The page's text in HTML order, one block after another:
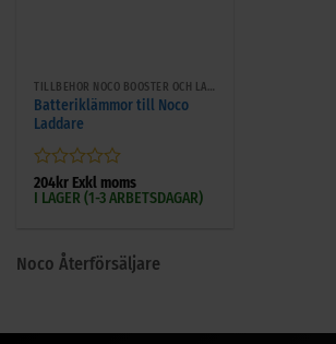
TILLBEHÖR NOCO BOOSTER OCH LADDARE
Batteriklämmor till Noco
Laddare
Betygsatt
204kr Exkl moms
I LAGER (1-3 ARBETSDAGAR)
Noco Återförsäljare